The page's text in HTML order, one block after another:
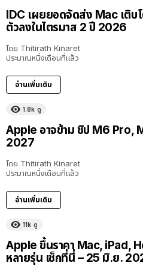
IDC เผยยอดจัดส่ง Mac เติบ
ตัวลงในไตรมาส 2 ปี 2026
โดย Thitirath Kinaret
ประมาณหนึ่งเดือนที่แล้ว
อ่านเพิ่มเติม
1.8k ดู
Apple อาจข้าม ชิป M6 Pro,
2027
โดย Thitirath Kinaret
ประมาณหนึ่งเดือนที่แล้ว
อ่านเพิ่มเติม
11k ดู
Apple ขึ้นราคา Mac, iPad,
หลายรุ่น เช็กที่นี่ – 25 มิ.ย.